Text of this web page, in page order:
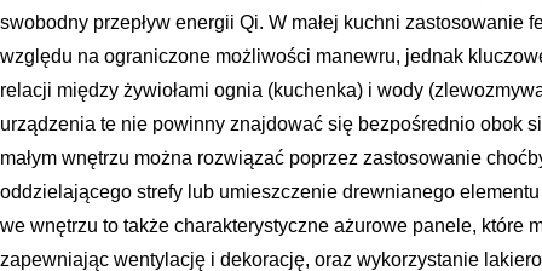
swobodny przepływ energii Qi. W małej kuchni zastosowanie
względu na ograniczone możliwości manewru, jednak
relacji między żywiołami ognia (kuchenka) i wody
urządzenia te nie powinny znajdować się bezpośrednio obok
małym wnętrzu można rozwiązać poprzez zastosowanie
oddzielającego strefy lub umieszczenie drewnianego
we wnętrzu to także charakterystyczne ażurowe panele, które
zapewniając wentylację i dekorację, oraz wykorzystanie